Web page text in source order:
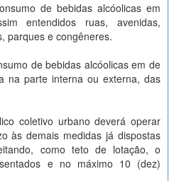
de bebidas alcóolicas em
entendidos ruas, avenidas,
parques e congêneres.
de bebidas alcóolicas em de
na parte interna ou externa, das
coletivo urbano deverá operar
às demais medidas já dispostas
como teto de lotação, o
e no máximo 10 (dez)